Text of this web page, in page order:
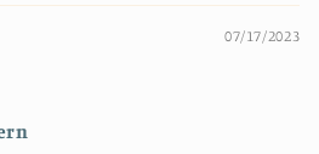
07/17/2023